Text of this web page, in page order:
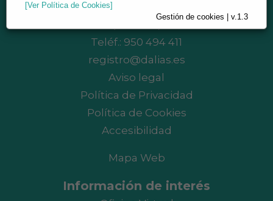
[Ver Política de Cookies]
Gestión de cookies | v.1.3
Plaza del Ayuntamiento, 1 - 04750 Dalías
Teléf.: 950 494 411
registro@dalias.es
Aviso legal
Política de Privacidad
Política de Cookies
Accesibilidad
Mapa Web
Información de interés